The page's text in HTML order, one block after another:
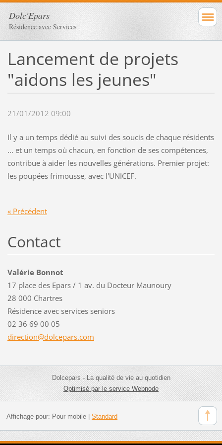
Dolc'Epars
Résidence avec Services
Lancement de projets
"aidons les jeunes"
21/01/2012 09:00
Il y a un temps dédié au suivi des soucis de chaque résidents
... et un temps où chacun, en fonction de ses compétences,
contribue à aider les nouvelles générations. Premier projet:
les poupées frimousse, avec l'UNICEF.
« Précédent
Contact
Valérie Bonnot
17 place des Epars / 1 av. du Docteur Maunoury
28 000 Chartres
Résidence avec services seniors
02 36 69 00 05
direction@dolcepars.com
Dolcepars - La qualité de vie au quotidien
Optimisé par le service Webnode
Affichage pour: Pour mobile| Standard